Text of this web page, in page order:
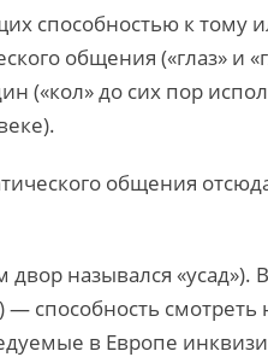
способностью к тому
общения («глаз» и
(«кол» до сих пор
общения
назывался «усад»). В
способность смотреть
в Европе